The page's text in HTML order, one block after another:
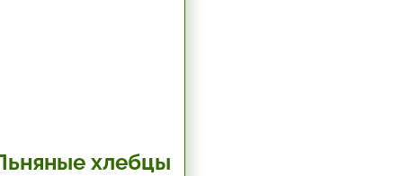
хлебцы